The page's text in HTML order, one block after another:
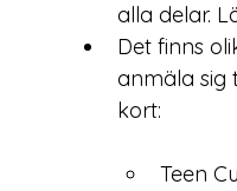
alla delar.
Det finns
anmäla sig
Teen